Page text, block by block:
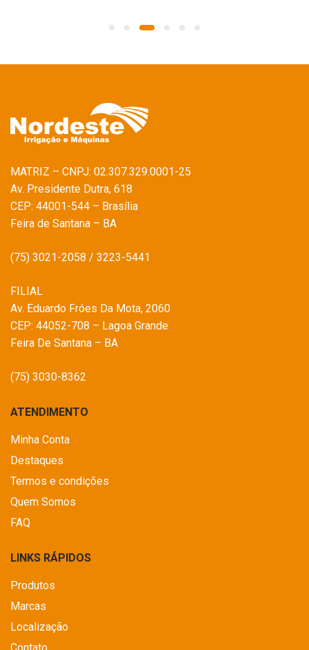
MATRIZ – CNPJ: 02.307.329.0001-25
Av. Presidente Dutra, 618
CEP: 44001-544 – Brasília
Feira de Santana – BA
(75) 3021-2058 / 3223-5441
FILIAL
Av. Eduardo Fróes Da Mota, 2060
CEP: 44052-708 – Lagoa Grande
Feira De Santana – BA
(75) 3030-8362
ATENDIMENTO
Minha Conta
Destaques
Termos e condições
Quem Somos
FAQ
LINKS RÁPIDOS
Produtos
Marcas
Localização